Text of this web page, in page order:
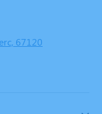
67120